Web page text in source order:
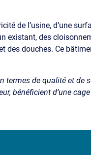
de l’usine, d’une
existant, des
des douches. Ce
termes de qualité et de
bénéficient d’une